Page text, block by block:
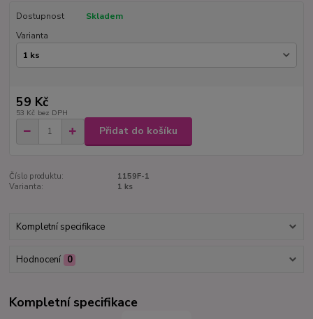
Dostupnost
Skladem
Varianta
59 Kč
53 Kč bez DPH
Přidat do košíku
Číslo produktu:
1159F-1
Varianta:
1 ks
Kompletní specifikace
Hodnocení 0
Kompletní specifikace